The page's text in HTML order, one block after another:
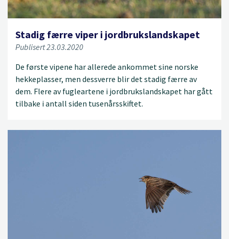
Stadig færre viper i jordbrukslandskapet
Publisert 23.03.2020
De første vipene har allerede ankommet sine norske
hekkeplasser, men dessverre blir det stadig færre av
dem. Flere av fugleartene i jordbrukslandskapet har gått
tilbake i antall siden tusenårsskiftet.